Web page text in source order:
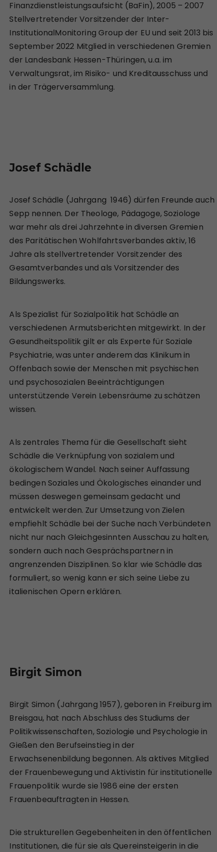
Finanzdienstleistungsaufsicht (BaFin), 2005 – 2007
Stellvertretender Vorsitzender der Inter-
InstitutionalMonitoring Group der EU und seit 2013 bis
September 2022 Mitglied in verschiedenen Gremien
der Landesbank Hessen-Thüringen, u.a. im
Verwaltungsrat, im Risiko- und Kreditausschuss und
in der Trägerversammlung.
Josef Schädle
Josef Schädle (Jahrgang 1946) dürfen Freunde auch
Sepp nennen. Der Theologe, Pädagoge, Soziologe
war mehr als drei Jahrzehnte in diversen Gremien
des Paritätischen Wohlfahrtsverbandes aktiv, 16
Jahre als stellvertretender Vorsitzender des
Gesamtverbandes und als Vorsitzender des
Bildungswerks.
Als Spezialist für Sozialpolitik hat Schädle an
verschiedenen Armutsberichten mitgewirkt. In der
Gesundheitspolitik gilt er als Experte für Soziale
Psychiatrie, was unter anderem das Klinikum in
Offenbach sowie der Menschen mit psychischen
und psychosozialen Beeinträchtigungen
unterstützende Verein Lebensräume zu schätzen
wissen.
Als zentrales Thema für die Gesellschaft sieht
Schädle die Verknüpfung von sozialem und
ökologischem Wandel. Nach seiner Auffassung
bedingen Soziales und Ökologisches einander und
müssen deswegen gemeinsam gedacht und
entwickelt werden. Zur Umsetzung von Zielen
empfiehlt Schädle bei der Suche nach Verbündeten
nicht nur nach Gleichgesinnten Ausschau zu halten,
sondern auch nach Gesprächspartnern in
angrenzenden Disziplinen. So klar wie Schädle das
formuliert, so wenig kann er sich seine Liebe zu
italienischen Opern erklären.
Birgit Simon
Birgit Simon (Jahrgang 1957), geboren in Freiburg im
Breisgau, hat nach Abschluss des Studiums der
Politikwissenschaften, Soziologie und Psychologie in
Gießen den Berufseinstieg in der
Erwachsenenbildung begonnen. Als aktives Mitglied
der Frauenbewegung und Aktivistin für institutionelle
Frauenpolitik wurde sie 1986 eine der ersten
Frauenbeauftragten in Hessen.
Die strukturellen Gegebenheiten in den öffentlichen
Institutionen, die für sie als Quereinsteigerin in die